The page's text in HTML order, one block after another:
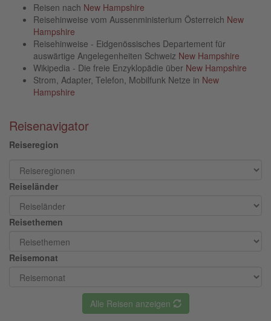
Reisen nach New Hampshire
Reisehinweise vom Aussenministerium Österreich New
Hampshire
Reisehinweise - Eidgenössisches Departement für
auswärtige Angelegenheiten Schweiz New Hampshire
Wikipedia - Die freie Enzyklopädie über New Hampshire
Strom, Adapter, Telefon, Mobilfunk Netze in New
Hampshire
Reisenavigator
Reiseregion
Reiseländer
Reisethemen
Reisemonat
Alle Reisen anzeigen